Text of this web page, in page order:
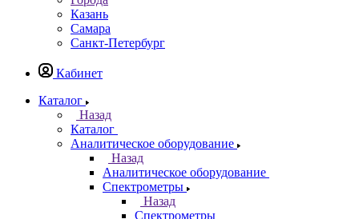
Назад
Города
Казань
Самара
Санкт-Петербург
Кабинет